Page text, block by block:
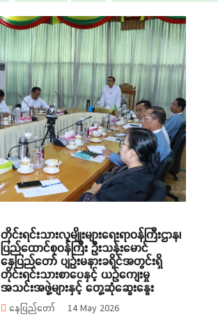
တိုင်းရင်းသားလူမျိုးများရေးရာဝန်ကြီးဌာန၊
ပြည်ထောင်စုဝန်ကြီး ဦးသန်းမောင်
နေပြည်တော် ပျဉ်းမနားခရိုင်အတွင်းရှိ
တိုင်းရင်းသားစာပေနှင့် ယဉ်ကျေးမှု
အသင်းအဖွဲ့များနှင့် တွေ့ဆုံဆွေးနွေး
နေပြည်တော် 14 May 2026